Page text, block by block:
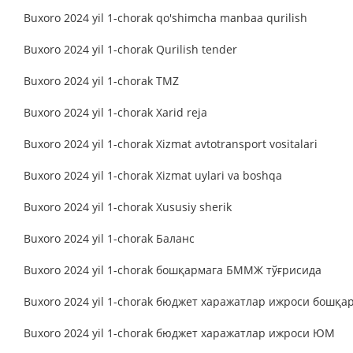
Buxoro 2024 yil 1-chorak qo'shimcha manbaa qurilish
Buxoro 2024 yil 1-chorak Qurilish tender
Buxoro 2024 yil 1-chorak TMZ
Buxoro 2024 yil 1-chorak Xarid reja
Buxoro 2024 yil 1-chorak Xizmat avtotransport vositalari
Buxoro 2024 yil 1-chorak Xizmat uylari va boshqa
Buxoro 2024 yil 1-chorak Xususiy sherik
Buxoro 2024 yil 1-chorak Баланс
Buxoro 2024 yil 1-chorak бошқармага БММЖ тўғрисида
Buxoro 2024 yil 1-chorak бюджет харажатлар ижроси
Buxoro 2024 yil 1-chorak бюджет харажатлар ижроси ЮМ